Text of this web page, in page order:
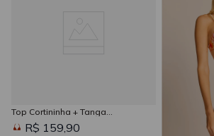
Top Cortininha + Tanga
Amarradinha Estampada Sun
KissedR$ 159,90